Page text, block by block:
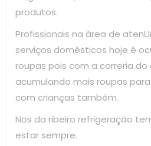
produtos.
Profissionais na área de
serviços domésticos hoje é
roupas pois com a correria
acumulando mais roupas
com crianças também.
Nos da ribeiro refrigeração
estar sempre.